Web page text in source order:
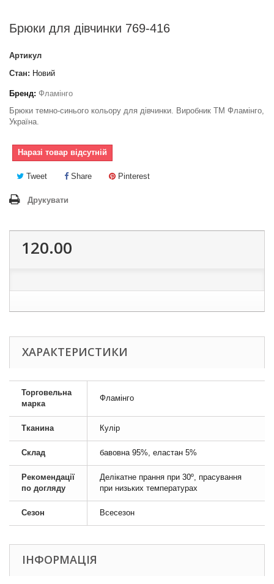
Брюки для дівчинки 769-416
Артикул
Стан: Новий
Бренд: Фламінго
Брюки темно-синього кольору для дівчинки. Виробник ТМ Фламінго,
Україна.
Наразі товар відсутній
Tweet Share Pinterest
Друкувати
120.00
ХАРАКТЕРИСТИКИ
Торговельна
марка
Фламінго
Тканина Кулір
Склад бавовна 95%, еластан 5%
Рекомендації
по догляду
Делікатне прання при 30º, прасування
при низьких температурах
Сезон Всесезон
ІНФОРМАЦІЯ